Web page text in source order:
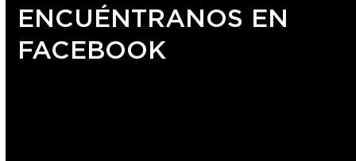
ENCUÉNTRANOS EN
FACEBOOK